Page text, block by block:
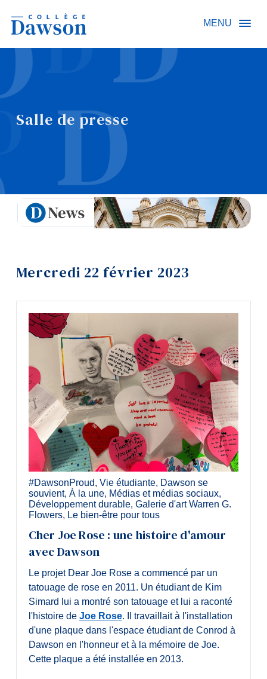
MENU
Salle de presse
Mercredi 22 février 2023
#DawsonProud, Vie étudiante, Dawson se
souvient, À la une, Médias et médias sociaux,
Développement durable, Galerie d'art Warren G.
Flowers, Le bien-être pour tous
Cher Joe Rose : une histoire d'amour
avec Dawson
Le projet Dear Joe Rose a commencé par un
tatouage de rose en 2011. Un étudiant de Kim
Simard lui a montré son tatouage et lui a raconté
l'histoire de Joe Rose. Il travaillait à l'installation
d'une plaque dans l'espace étudiant de Conrod à
Dawson en l'honneur et à la mémoire de Joe.
Cette plaque a été installée en 2013.
Recherche sur le site
Recherche de personnes
EN
Carrières
Liens rapides
Menu principal
Programmes
Formation continue
Admissions
La vie à Dawson
Qui vous êtes
Futurs étudiants
Étudiants actuels
Corps enseignant et personnel